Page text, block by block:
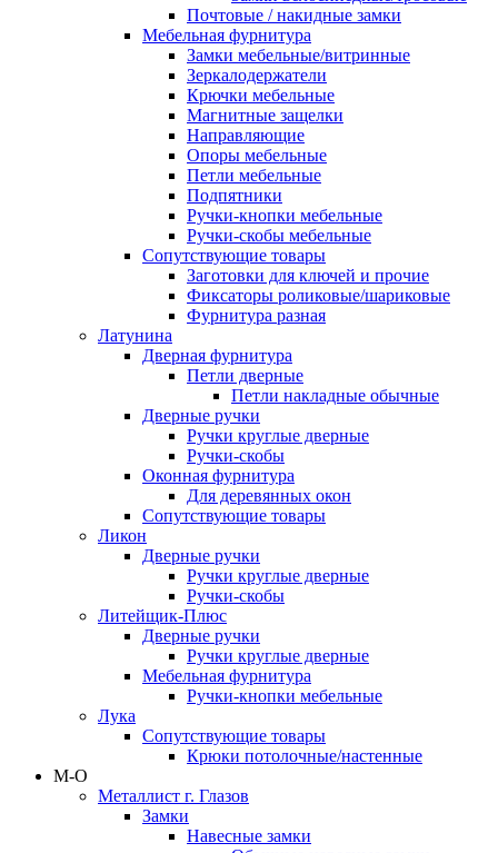
Почтовые / накидные замки
Мебельная фурнитура
Замки мебельные/витринные
Зеркалодержатели
Крючки мебельные
Магнитные защелки
Направляющие
Опоры мебельные
Петли мебельные
Подпятники
Ручки-кнопки мебельные
Ручки-скобы мебельные
Сопутствующие товары
Заготовки для ключей и прочие
Фиксаторы роликовые/шариковые
Фурнитура разная
Латунина
Дверная фурнитура
Петли дверные
Петли накладные обычные
Дверные ручки
Ручки круглые дверные
Ручки-скобы
Оконная фурнитура
Для деревянных окон
Сопутствующие товары
Ликон
Дверные ручки
Ручки круглые дверные
Ручки-скобы
Литейщик-Плюс
Дверные ручки
Ручки круглые дверные
Мебельная фурнитура
Ручки-кнопки мебельные
Лука
Сопутствующие товары
Крюки потолочные/настенные
М-О
Металлист г. Глазов
Замки
Навесные замки